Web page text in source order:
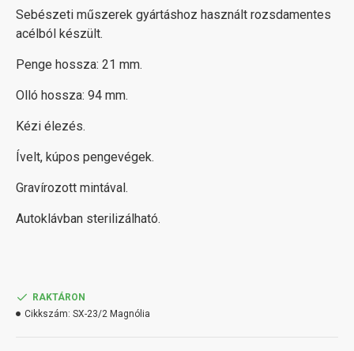
Sebészeti műszerek gyártáshoz használt rozsdamentes
acélból készült.
Penge hossza: 21 mm.
Olló hossza: 94 mm.
Kézi élezés.
Ívelt, kúpos pengevégek.
Gravírozott mintával.
Autoklávban sterilizálható.
RAKTÁRON
Cikkszám: SX-23/2 Magnólia